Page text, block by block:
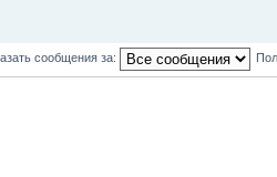
сообщения за: